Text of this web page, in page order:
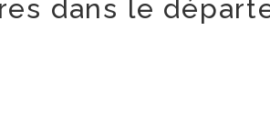
dans le